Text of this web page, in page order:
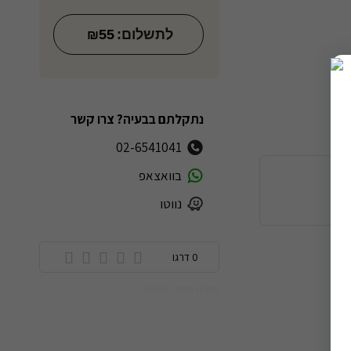
לתשלום: 55
₪
נתקלתם בבעיה? צרו קשר
02-6541041
בוואצאפ
נווטו
0 דרגו